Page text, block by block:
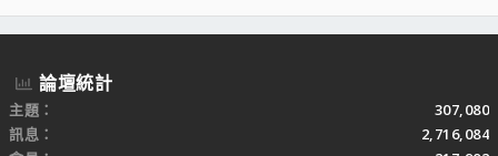
S
論壇統計
主題
307,080
訊息
2,716,084